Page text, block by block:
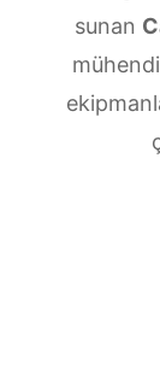
sunan